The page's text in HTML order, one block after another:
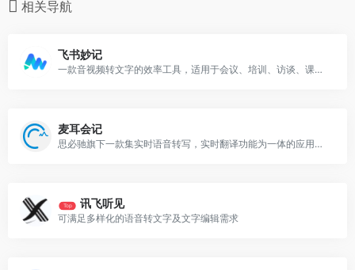
相关导航
飞书妙记
一款音视频转文字的效率工具，适用于会议、培训、访谈、课堂等多种场景
麦耳会记
思必驰旗下一款集实时语音转写，实时翻译功能为一体的应用软件，主要应用于办公会议、学生网课、客户访谈录音等场景
Top 讯飞听见
可满足多样化的语音转文字及文字编辑需求